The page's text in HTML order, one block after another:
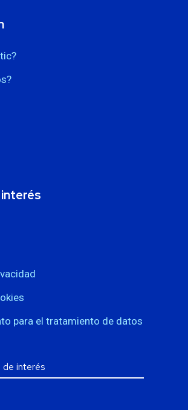
para el tratamiento de datos